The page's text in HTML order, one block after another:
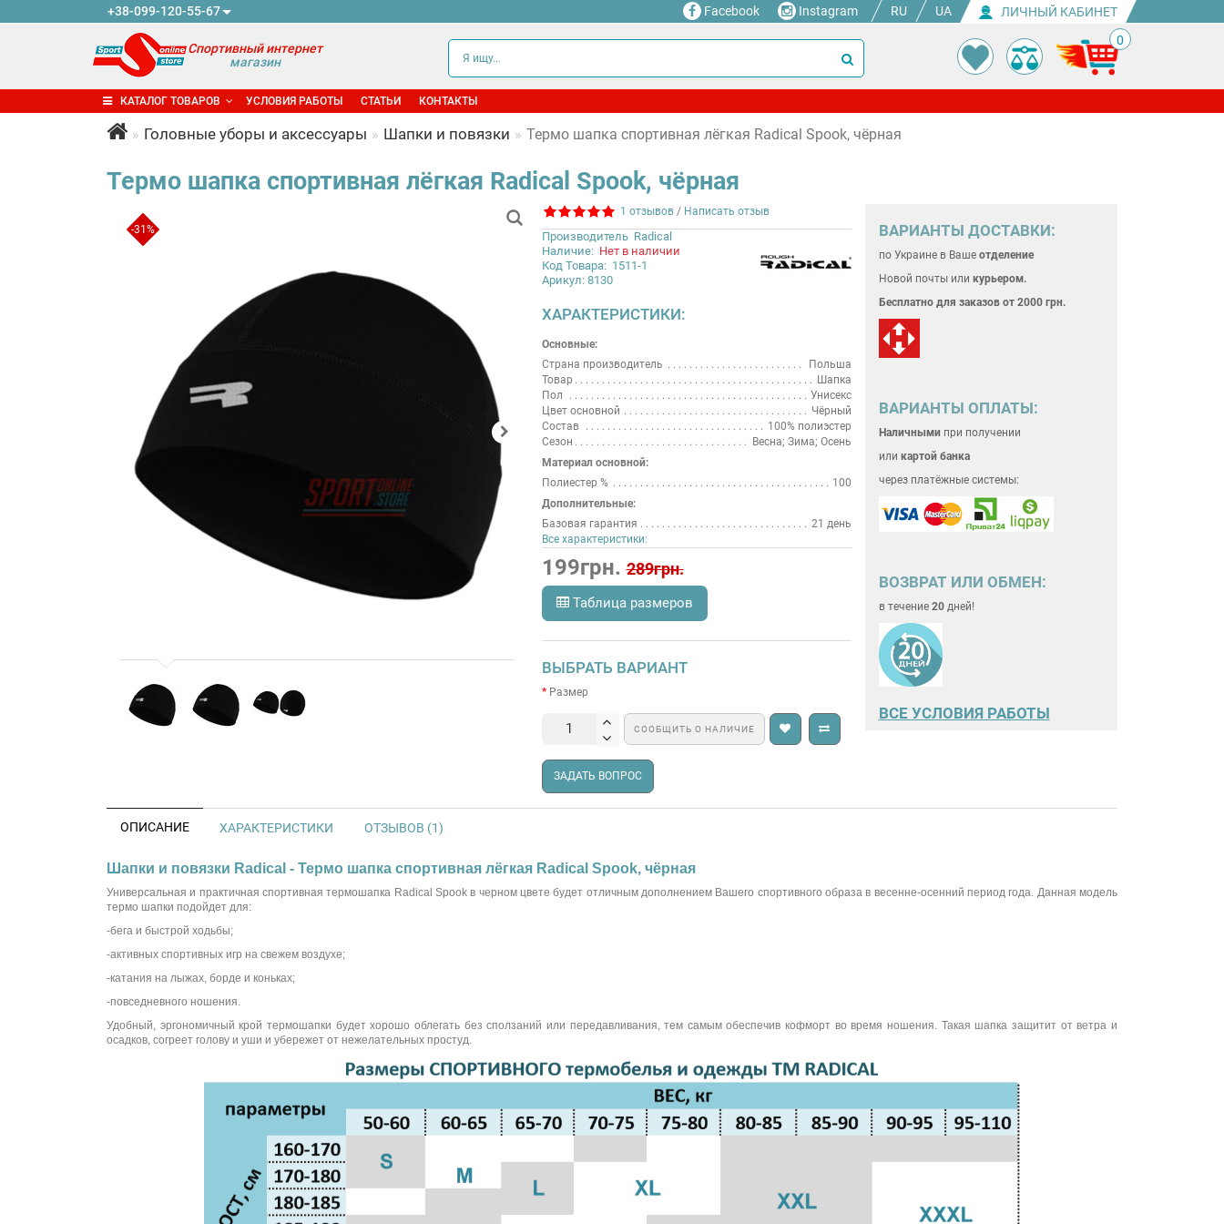
+38-099-120-55-67 Facebook Instagram RU UA ЛИЧНЫЙ КАБИНЕТ
Спортивный интернет
магазин
0
КАТАЛОГ ТОВАРОВ УСЛОВИЯ РАБОТЫ СТАТЬИ КОНТАКТЫ
Головные уборы и аксессуары Шапки и повязки Термо шапка спортивная лёгкая Radical Spook, чёрная
Термо шапка спортивная лёгкая Radical Spook, чёрная
-31%
1 отзывов / Написать отзыв
Производитель Radical
Наличие: Нет в наличии
Код Товара: 1511-1
Арикул: 8130
ХАРАКТЕРИСТИКИ:
Основные:
Страна производитель
Польша
Товар
Шапка
Пол
Унисекс
Цвет основной
Чёрный
Состав
100% полиэстер
Сезон
Весна; Зима; Осень
Материал основной:
Полиестер %
100
Дополнительные:
Базовая гарантия
21 день
Все характеристики:
199грн. 289грн.
Таблица размеров
ВЫБРАТЬ ВАРИАНТ
Размер
СООБЩИТЬ О НАЛИЧИЕ
ЗАДАТЬ ВОПРОС
ВАРИАНТЫ ДОСТАВКИ:
по Украине в Ваше отделение
Новой почты или курьером.
Бесплатно для заказов от 2000 грн.
ВАРИАНТЫ ОПЛАТЫ:
Наличнымипри получении
или картой банка
через платёжные системы:
ВОЗВРАТ ИЛИ ОБМЕН:
в течение 20дней!
ВСЕ УСЛОВИЯ РАБОТЫ
ОПИСАНИЕ ХАРАКТЕРИСТИКИ ОТЗЫВОВ (1)
Шапки и повязки Radical - Термо шапка спортивная лёгкая Radical Spook, чёрная
Универсальная и практичная спортивная термошапка Radical Spook в черном цвете будет отличным дополнением Вашего спортивного образа в весенне-осенний период года. Данная модель
термо шапки подойдет для:
-бега и быстрой ходьбы;
-активных спортивных игр на свежем воздухе;
-катания на лыжах, борде и коньках;
-повседневного ношения.
Удобный, эргономичный крой термошапки будет хорошо облегать без сползаний или передавливания, тем самым обеспечив кофморт во время ношения. Такая шапка защитит от ветра и
осадков, согреет голову и уши и убережет от нежелательных простуд.